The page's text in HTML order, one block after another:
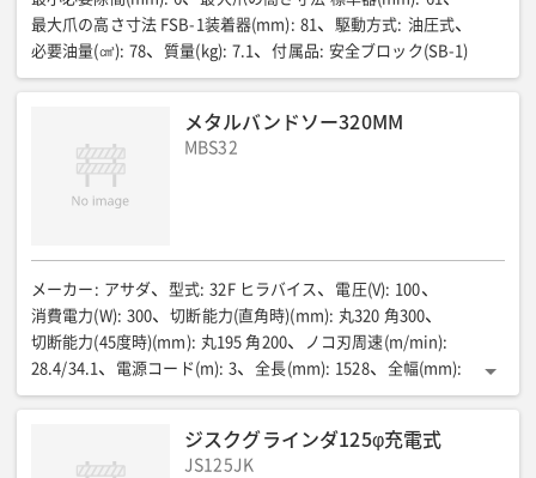
最大爪の高さ寸法 FSB-1装着器(mm): 81 駆動方式: 油圧式
必要油量(㎤): 78 質量(kg): 7.1 付属品: 安全ブロック(SB-1)
メタルバンドソー320MM
MBS32
メーカー : アサダ 型式: 32F ヒラバイス 電圧(V): 100
消費電力(W): 300 切断能力(直角時)(mm): 丸320 角300
切断能力(45度時)(mm): 丸195 角200 ノコ刃周速(m/min):
28.4/34.1
電源コード(m): 3 全長(mm): 1528 全幅(mm):
616
全高(mm): 640 質量(kg): 114
ジスクグラインダ125φ充電式
JS125JK